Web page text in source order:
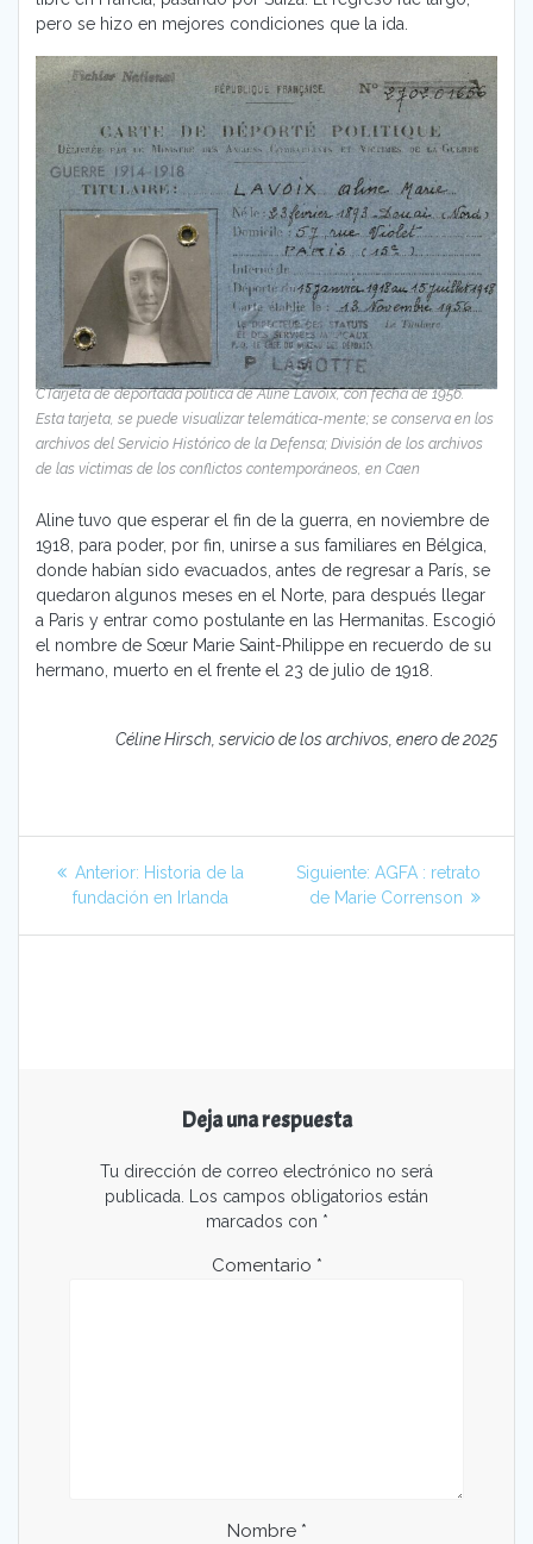
pero se hizo en mejores condiciones que la ida.
CTarjeta de deportada política de Aline Lavoix, con fecha de 1956.
Esta tarjeta, se puede visualizar telemática-mente; se conserva en los
archivos del Servicio Histórico de la Defensa; División de los archivos
de las víctimas de los conflictos contemporáneos, en Caen
Aline tuvo que esperar el fin de la guerra, en noviembre de
1918, para poder, por fin, unirse a sus familiares en Bélgica,
donde habían sido evacuados, antes de regresar a París, se
quedaron algunos meses en el Norte, para después llegar
a Paris y entrar como postulante en las Hermanitas. Escogió
el nombre de Sœur Marie Saint-Philippe en recuerdo de su
hermano, muerto en el frente el 23 de julio de 1918.
Céline Hirsch, servicio de los archivos, enero de 2025
Navegación
Anterior: Entrada
anterior:
Historia de la
fundación en Irlanda
Siguiente: Siguiente
entrada:
AGFA : retrato
de Marie Correnson
Deja una respuesta
Tu dirección de correo electrónico no será
publicada. Los campos obligatorios están
marcados con *
Comentario *
Nombre *